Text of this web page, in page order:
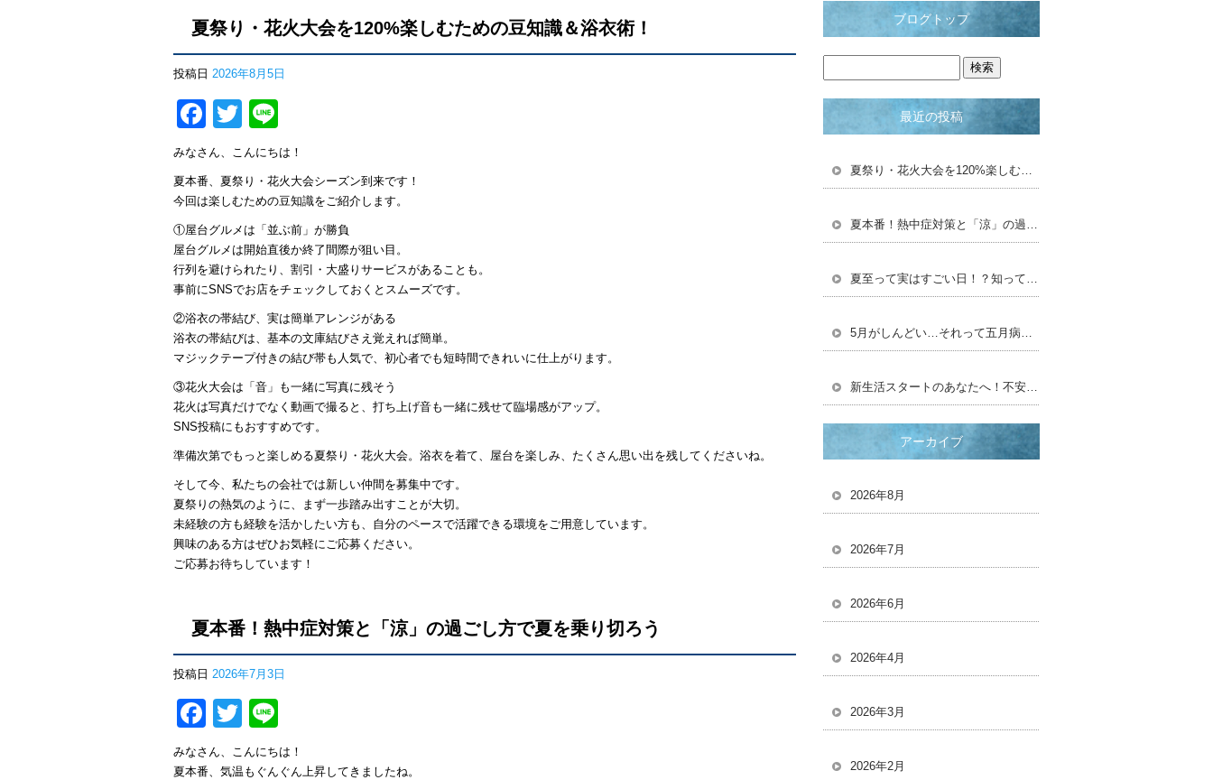
夏祭り・花火大会を120%楽しむための豆知識＆浴衣術！
投稿日 2026年8月5日
Facebook
Twitter
みなさん、こんにちは！
夏本番、夏祭り・花火大会シーズン到来です！
今回は楽しむための豆知識をご紹介します。
①屋台グルメは「並ぶ前」が勝負
屋台グルメは開始直後か終了間際が狙い目。
行列を避けられたり、割引・大盛りサービスがあることも。
事前にSNSでお店をチェックしておくとスムーズです。
②浴衣の帯結び、実は簡単アレンジがある
浴衣の帯結びは、基本の文庫結びさえ覚えれば簡単。
マジックテープ付きの結び帯も人気で、初心者でも短時間できれいに仕上がります。
③花火大会は「音」も一緒に写真に残そう
花火は写真だけでなく動画で撮ると、打ち上げ音も一緒に残せて臨場感がアップ。
SNS投稿にもおすすめです。
準備次第でもっと楽しめる夏祭り・花火大会。浴衣を着て、屋台を楽しみ、たくさん思い出を残してくださいね。
そして今、私たちの会社では新しい仲間を募集中です。
夏祭りの熱気のように、まず一歩踏み出すことが大切。
未経験の方も経験を活かしたい方も、自分のペースで活躍できる環境をご用意しています。
興味のある方はぜひお気軽にご応募ください。
ご応募お待ちしています！
夏本番！熱中症対策と「涼」の過ごし方で夏を乗り切ろう
投稿日 2026年7月3日
Facebook
Twitter
みなさん、こんにちは！
夏本番、気温もぐんぐん上昇してきましたね。
ブログトップ
最近の投稿
夏祭り・花火大会を120%楽しむための豆知識＆浴衣術！
夏本番！熱中症対策と「涼」の過ごし方で夏を乗り切ろう
夏至って実はすごい日！？知って得する豆知識と長い一日の楽しみ方
5月がしんどい…それって五月病かも？
新生活スタートのあなたへ！不安を自信に変える、新しい環境での過ごし方
アーカイブ
2026年8月
2026年7月
2026年6月
2026年4月
2026年3月
2026年2月